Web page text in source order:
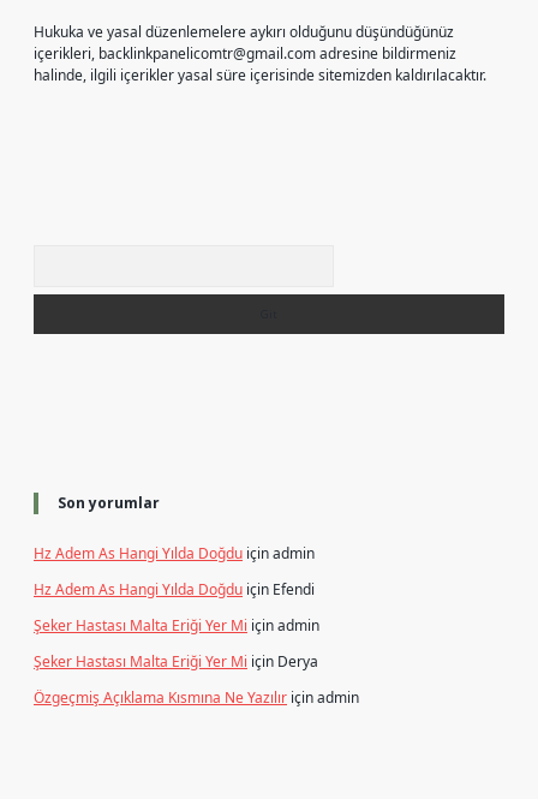
Hukuka ve yasal düzenlemelere aykırı olduğunu düşündüğünüz
içerikleri, backlinkpanelicomtr@gmail.comadresine bildirmeniz
halinde, ilgili içerikler yasal süre içerisinde sitemizden kaldırılacaktır.
Son yorumlar
Hz Adem As Hangi Yılda Doğdu içinadmin
Hz Adem As Hangi Yılda Doğdu için Efendi
Şeker Hastası Malta Eriği Yer Mi içinadmin
Şeker Hastası Malta Eriği Yer Mi için Derya
Özgeçmiş Açıklama Kısmına Ne Yazılır içinadmin